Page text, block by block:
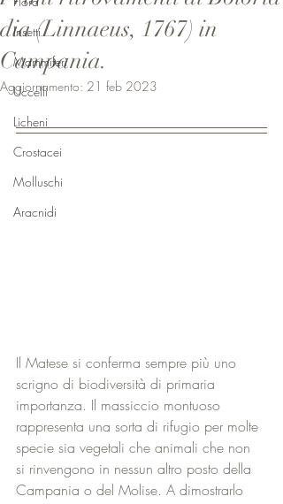
Insetti
Mammiferi
Uccelli
Licheni
Crostacei
Molluschi
Aracnidi
dia (Linnaeus, 1767) in
Campania.
Aggiornamento: 21 feb 2023
Il Matese si conferma sempre più uno
scrigno di biodiversità di primaria
importanza. Il massiccio montuoso
rappresenta una sorta di rifugio per molte
specie sia vegetali che animali che non
si rinvengono in nessun altro posto della
Campania o del Molise. A dimostrarlo